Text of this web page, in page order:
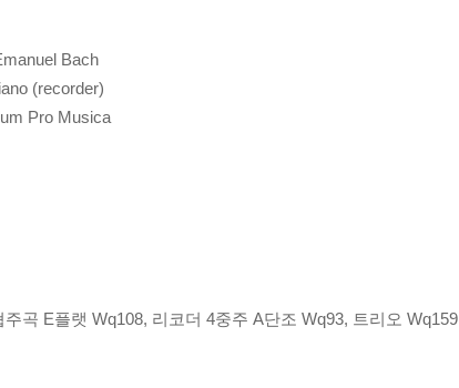
Bach
(recorder)
Pro Musica
곡 E플랫 Wq108, 리코더 4중주 A단조 Wq93, 트리오 Wq159